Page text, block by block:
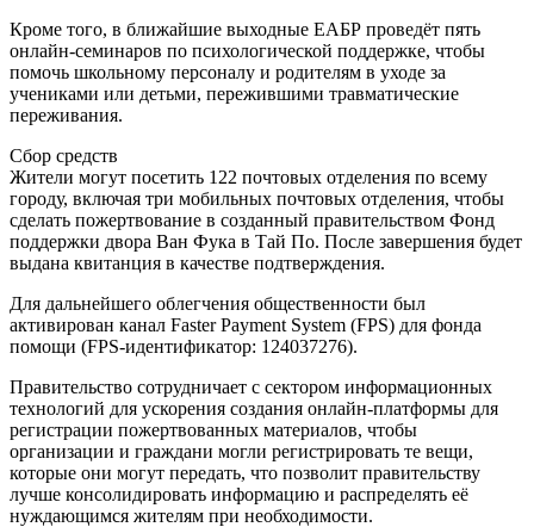
Кроме того, в ближайшие выходные ЕАБР проведёт пять
онлайн-семинаров по психологической поддержке, чтобы
помочь школьному персоналу и родителям в уходе за
учениками или детьми, пережившими травматические
переживания.
Сбор средств
Жители могут посетить 122 почтовых отделения по всему
городу, включая три мобильных почтовых отделения, чтобы
сделать пожертвование в созданный правительством Фонд
поддержки двора Ван Фука в Тай По. После завершения будет
выдана квитанция в качестве подтверждения.
Для дальнейшего облегчения общественности был
активирован канал Faster Payment System (FPS) для фонда
помощи (FPS-идентификатор: 124037276).
Правительство сотрудничает с сектором информационных
технологий для ускорения создания онлайн-платформы для
регистрации пожертвованных материалов, чтобы
организации и граждани могли регистрировать те вещи,
которые они могут передать, что позволит правительству
лучше консолидировать информацию и распределять её
нуждающимся жителям при необходимости.